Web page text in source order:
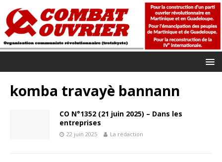
komba travayè bannann
CO N°1352 (21 juin 2025) – Dans les
entreprises
22 juin 2025 La rédaction